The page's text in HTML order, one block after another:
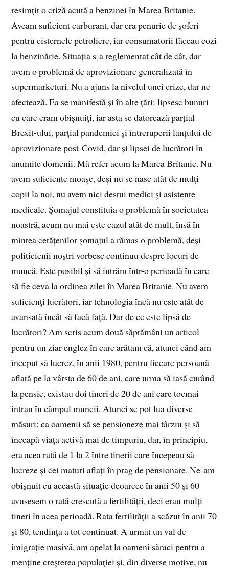
resimțit o criză acută a benzinei în Marea Britanie.
Aveam suficient carburant, dar era penurie de șoferi
pentru cisternele petroliere, iar consumatorii făceau cozi
la benzinărie. Situația s-a reglementat cât de cât, dar
avem o problemă de aprovizionare generalizată în
supermarketuri. Nu a ajuns la nivelul unei crize, dar ne
afectează. Ea se manifestă și în alte țări: lipsesc bunuri
cu care eram obișnuiți, iar asta se datorează parțial
Brexit-ului, parțial pandemiei și întreruperii lanțului de
aprovizionare post-Covid, dar și lipsei de lucrători în
anumite domenii. Mă refer acum la Marea Britanie. Nu
avem suficiente moașe, deși nu se nasc atât de mulți
copii la noi, nu avem nici destui medici și asistente
medicale. Șomajul constituia o problemă în societatea
noastră, acum nu mai este cazul atât de mult, însă în
mintea cetățenilor șomajul a rămas o problemă, deși
politicienii noștri vorbesc continuu despre locuri de
muncă. Este posibil și să intrăm într-o perioadă în care
să fie ceva la ordinea zilei în Marea Britanie. Nu avem
suficienți lucrători, iar tehnologia încă nu este atât de
avansată încât să facă față. Dar de ce este lipsă de
lucrători? Am scris acum două săptămâni un articol
pentru un ziar englez în care arătam că, atunci când am
început să lucrez, în anii 1980, pentru fiecare persoană
aflată pe la vârsta de 60 de ani, care urma să iasă curând
la pensie, existau doi tineri de 20 de ani care tocmai
intrau în câmpul muncii. Atunci se pot lua diverse
măsuri: ca oamenii să se pensioneze mai târziu și să
înceapă viața activă mai de timpuriu, dar, în principiu,
era acea rată de 1 la 2 între tinerii care începeau să
lucreze și cei maturi aflați în prag de pensionare. Ne-am
obișnuit cu această situație deoarece în anii 50 și 60
avusesem o rată crescută a fertilității, deci erau mulți
tineri în acea perioadă. Rata fertilității a scăzut în anii 70
și 80, tendința a tot continuat. A urmat un val de
imigrație masivă, am apelat la oameni săraci pentru a
menține creșterea populației și, din diverse motive, nu